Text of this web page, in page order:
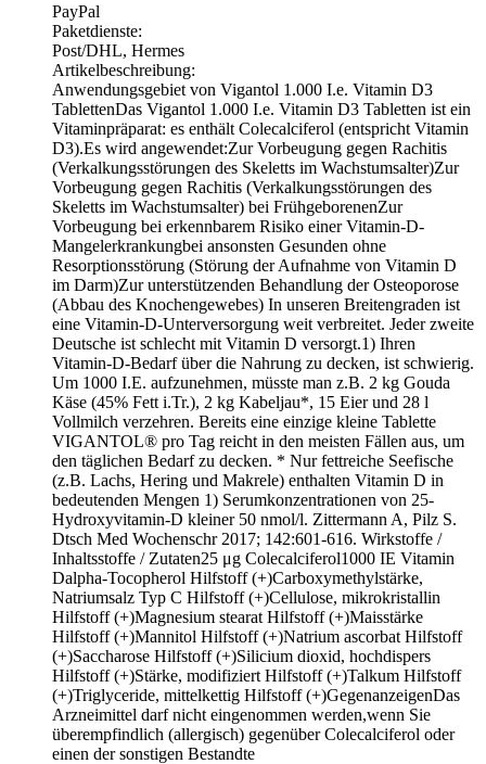
PayPal
Paketdienste:
Post/DHL, Hermes
Artikelbeschreibung:
Anwendungsgebiet von Vigantol 1.000 I.e. Vitamin D3
TablettenDas Vigantol 1.000 I.e. Vitamin D3 Tabletten ist ein
Vitaminpräparat: es enthält Colecalciferol (entspricht Vitamin
D3).Es wird angewendet:Zur Vorbeugung gegen Rachitis
(Verkalkungsstörungen des Skeletts im Wachstumsalter)Zur
Vorbeugung gegen Rachitis (Verkalkungsstörungen des
Skeletts im Wachstumsalter) bei FrühgeborenenZur
Vorbeugung bei erkennbarem Risiko einer Vitamin-D-
Mangelerkrankungbei ansonsten Gesunden ohne
Resorptionsstörung (Störung der Aufnahme von Vitamin D
im Darm)Zur unterstützenden Behandlung der Osteoporose
(Abbau des Knochengewebes) In unseren Breitengraden ist
eine Vitamin-D-Unterversorgung weit verbreitet. Jeder zweite
Deutsche ist schlecht mit Vitamin D versorgt.1) Ihren
Vitamin-D-Bedarf über die Nahrung zu decken, ist schwierig.
Um 1000 I.E. aufzunehmen, müsste man z.B. 2 kg Gouda
Käse (45% Fett i.Tr.), 2 kg Kabeljau*, 15 Eier und 28 l
Vollmilch verzehren. Bereits eine einzige kleine Tablette
VIGANTOL® pro Tag reicht in den meisten Fällen aus, um
den täglichen Bedarf zu decken. * Nur fettreiche Seefische
(z.B. Lachs, Hering und Makrele) enthalten Vitamin D in
bedeutenden Mengen 1) Serumkonzentrationen von 25-
Hydroxyvitamin-D kleiner 50 nmol/l. Zittermann A, Pilz S.
Dtsch Med Wochenschr 2017; 142:601-616. Wirkstoffe /
Inhaltsstoffe / Zutaten25 μg Colecalciferol1000 IE Vitamin
Dalpha-Tocopherol Hilfstoff (+)Carboxymethylstärke,
Natriumsalz Typ C Hilfstoff (+)Cellulose, mikrokristallin
Hilfstoff (+)Magnesium stearat Hilfstoff (+)Maisstärke
Hilfstoff (+)Mannitol Hilfstoff (+)Natrium ascorbat Hilfstoff
(+)Saccharose Hilfstoff (+)Silicium dioxid, hochdispers
Hilfstoff (+)Stärke, modifiziert Hilfstoff (+)Talkum Hilfstoff
(+)Triglyceride, mittelkettig Hilfstoff (+)GegenanzeigenDas
Arzneimittel darf nicht eingenommen werden,wenn Sie
überempfindlich (allergisch) gegenüber Colecalciferol oder
einen der sonstigen Bestandte